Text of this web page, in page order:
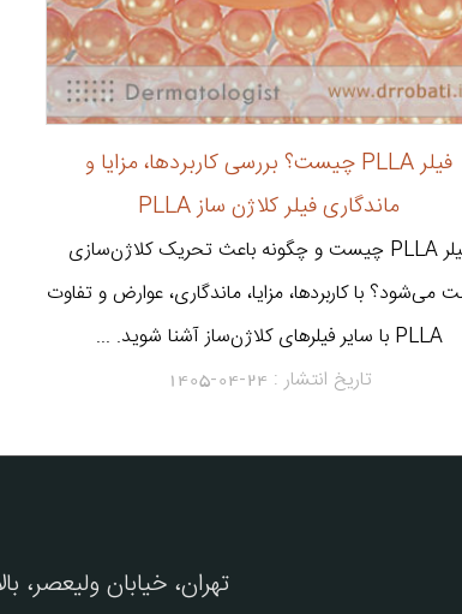
فیلر PLLA چیست؟ بررسی کاربردها، مزایا و
ماندگاری فیلر کلاژن ساز PLLA
فیلر PLLA چیست و چگونه باعث تحریک کلاژن‌سازی
می‌شود؟ با کاربردها، مزایا، ماندگاری، عوارض و تفاوت
PLLA با سایر فیلرهای کلاژن‌ساز آشنا شوید. ...
تاریخ انتشار : 1405-04-24
تهران، خیابان ولیعصر،